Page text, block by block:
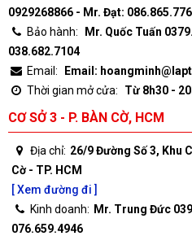
0929268866 - Mr. Đạt:
Bảo hành:
Mr. Quốc Tuấn
038.682.7104
Email:
Email:
Thời gian mở cửa:
Từ 8h30 -
CƠ SỞ 3 - P. BÀN CỜ, HCM
Địa chỉ: 26/9 Đường Số 3, Khu
Cờ - TP. HCM
[ Xem đường đi ]
Kinh doanh: Mr. Trung Đức
076.659.4946